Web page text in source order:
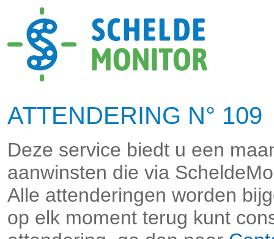
ATTENDERING N°
Deze service biedt u een
aanwinsten die via
Alle attenderingen worden
op elk moment terug kunt